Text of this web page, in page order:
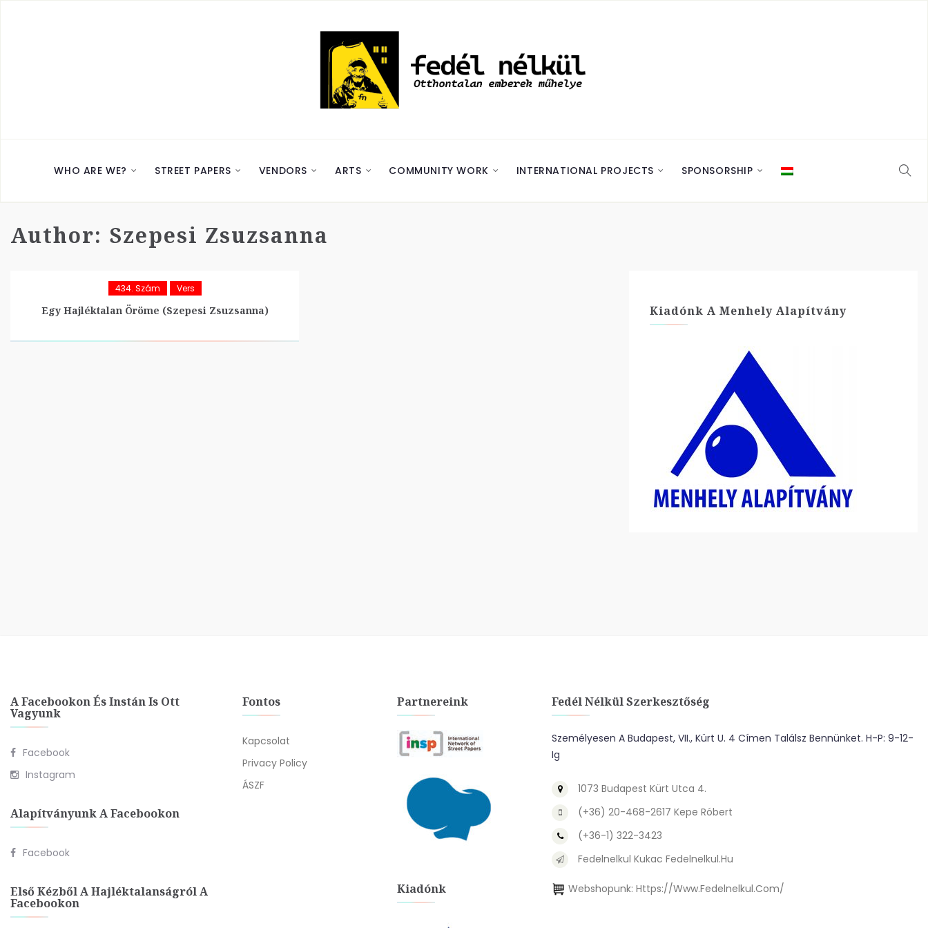
WHO ARE WE? STREET PAPERS VENDORS ARTS COMMUNITY WORK INTERNATIONAL PROJECTS SPONSORSHIP
Author: Szepesi Zsuzsanna
434. Szám Vers
Egy Hajléktalan Öröme (Szepesi Zsuzsanna) Kiadónk A Menhely Alapítvány
A Facebookon És Instán Is Ott
Vagyunk
Facebook
Instagram
Alapítványunk A Facebookon
Facebook
Első Kézből A Hajléktalanságról A
Facebookon
Fontos
Kapcsolat
Privacy Policy
ÁSZF
Partnereink
Kiadónk
Fedél Nélkül Szerkesztőség
Személyesen A Budapest, VII., Kürt U. 4 Címen Találsz Bennünket. H-P: 9-12-
Ig
1073 Budapest Kürt Utca 4.
(+36) 20-468-2617 Kepe Róbert
(+36-1) 322-3423
Fedelnelkul Kukac Fedelnelkul.hu
Webshopunk: Https://www.fedelnelkul.com/